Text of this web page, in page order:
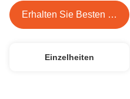
Erhalten Sie Besten Preis
Einzelheiten